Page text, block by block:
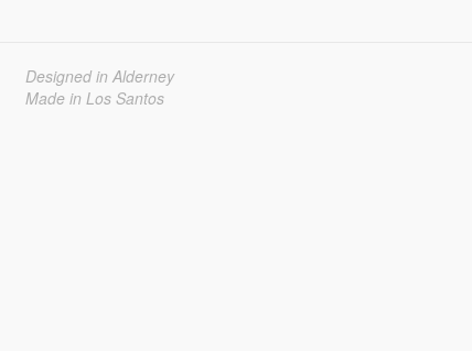
Designed in Alderney
Made in Los Santos